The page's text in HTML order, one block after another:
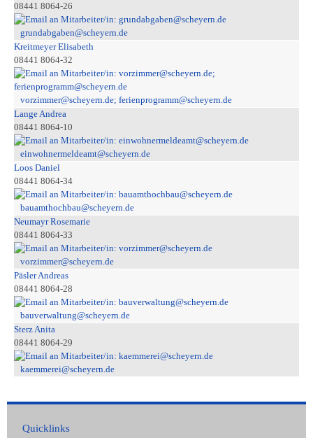
08441 8064-26
grundabgaben@scheyern.de
Kreitmeyer Elisabeth
08441 8064-32
vorzimmer@scheyern.de; ferienprogramm@scheyern.de
Lange Andrea
08441 8064-10
einwohnermeldeamt@scheyern.de
Loos Daniel
08441 8064-34
bauamthochbau@scheyern.de
Neumayr Rosemarie
08441 8064-33
vorzimmer@scheyern.de
Päsler Andreas
08441 8064-28
bauverwaltung@scheyern.de
Sterz Anita
08441 8064-29
kaemmerei@scheyern.de
Quicklinks